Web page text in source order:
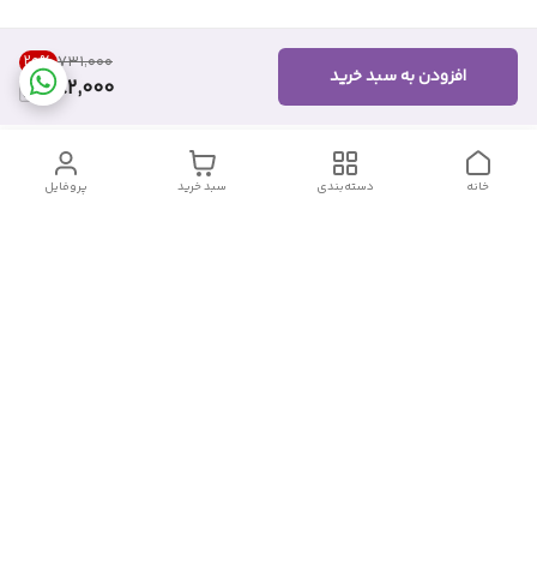
۷۳۱٬۰۰۰ 20%
582,000 افزودن به سبد خرید
پروفایل سبد خرید دسته‌بندی خانه